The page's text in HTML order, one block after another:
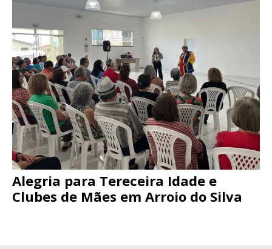
Alegria para Tereceira Idade e
Clubes de Mães em Arroio do Silva